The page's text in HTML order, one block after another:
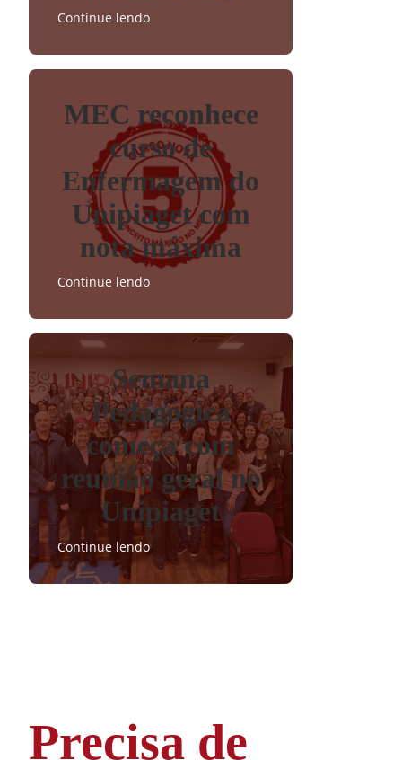
Continue lendo
MEC reconhece
curso de
Enfermagem do
Unipiaget com
nota máxima
Continue lendo
Semana
Pedagógica
começa com
reunião geral no
Unipiaget
Continue lendo
Precisa de